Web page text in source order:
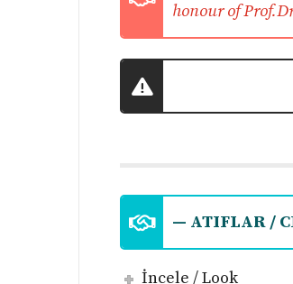
honour of
— ATIFLAR /
İncele / Look